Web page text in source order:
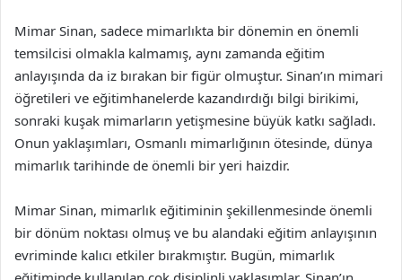
Mimar Sinan, sadece mimarlıkta bir dönemin en önemli
temsilcisi olmakla kalmamış, aynı zamanda eğitim
anlayışında da iz bırakan bir figür olmuştur. Sinan’ın mimari
öğretileri ve eğitimhanelerde kazandırdığı bilgi birikimi,
sonraki kuşak mimarların yetişmesine büyük katkı sağladı.
Onun yaklaşımları, Osmanlı mimarlığının ötesinde, dünya
mimarlık tarihinde de önemli bir yeri haizdir.
Mimar Sinan, mimarlık eğitiminin şekillenmesinde önemli
bir dönüm noktası olmuş ve bu alandaki eğitim anlayışının
evriminde kalıcı etkiler bırakmıştır. Bugün, mimarlık